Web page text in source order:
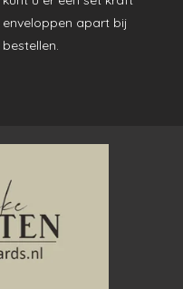
enveloppen apart bij
bestellen.